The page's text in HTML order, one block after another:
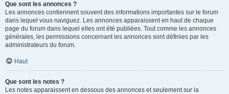
Que sont les annonces ?
Les annonces contiennent souvent des informations importantes sur le forum
dans lequel vous naviguez. Les annonces apparaissent en haut de chaque
page du forum dans lequel elles ont été publiées. Tout comme les annonces
générales, les permissions concernant les annonces sont définies par les
administrateurs du forum.
Haut
Que sont les notes ?
Les notes apparaissent en dessous des annonces et seulement sur la